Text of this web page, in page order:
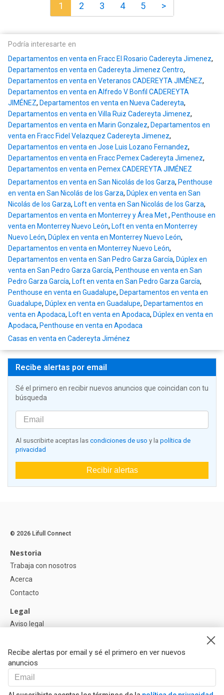
1 2 3 4 5 >
Podría interesarte en
Departamentos en venta en Fracc El Rosario Cadereyta Jimenez,
Departamentos en venta en Cadereyta Jimenez Centro,
Departamentos en venta en Veteranos CADEREYTA JIMÉNEZ,
Departamentos en venta en Alfredo V Bonfil CADEREYTA
JIMÉNEZ, Departamentos en venta en Nueva Cadereyta,
Departamentos en venta en Villa Ruiz Cadereyta Jimenez,
Departamentos en venta en Marin Gonzalez, Departamentos en
venta en Fracc Fidel Velazquez Cadereyta Jimenez,
Departamentos en venta en Jose Luis Lozano Fernandez,
Departamentos en venta en Fracc Pemex Cadereyta Jimenez,
Departamentos en venta en Pemex CADEREYTA JIMÉNEZ
Departamentos en venta en San Nicolás de los Garza, Penthouse
en venta en San Nicolás de los Garza, Dúplex en venta en San
Nicolás de los Garza, Loft en venta en San Nicolás de los Garza,
Departamentos en venta en Monterrey y Área Met, Penthouse en
venta en Monterrey Nuevo León, Loft en venta en Monterrey
Nuevo León, Dúplex en venta en Monterrey Nuevo León,
Departamentos en venta en Monterrey Nuevo León,
Departamentos en venta en San Pedro Garza García, Dúplex en
venta en San Pedro Garza García, Penthouse en venta en San
Pedro Garza García, Loft en venta en San Pedro Garza García,
Penthouse en venta en Guadalupe, Departamentos en venta en
Guadalupe, Dúplex en venta en Guadalupe, Departamentos en
venta en Apodaca, Loft en venta en Apodaca, Dúplex en venta en
Apodaca, Penthouse en venta en Apodaca
Casas en venta en Cadereyta Jiménez
Recibe alertas por email
Sé el primero en recibir nuevos anuncios que coincidan con tu
búsqueda
Al suscribirte aceptas las condiciones de uso y la política de
privacidad
Recibir alertas
Recibe alertas por email y sé el primero en ver nuevos
anuncios
© 2026 Lifull Connect
Nestoria
Trabaja con nosotros
Acerca
Contacto
Legal
Aviso legal
Política de Cookies
Ayuda
Preguntas